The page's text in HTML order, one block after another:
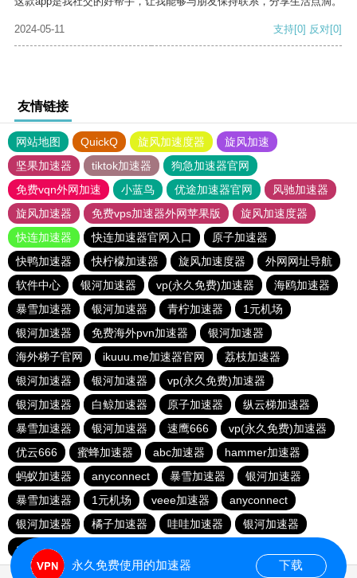
2024-05-11 支持[0] 反对[0]
友情链接
网站地图 QuickQ 旋风加速度器
旋风加速
坚果加速器
tiktok加速器
狗急加速器官网
免费vqn外网加速
小蓝鸟 优途加速器官网
风驰加速器
旋风加速器
免费vps加速器外网苹果版
旋风加速度器
快连加速器
快连加速器官网入口
原子加速器
快鸭加速器
快柠檬加速器 旋风加速度器
外网网址导航
软件中心
银河加速器 vp(永久免费)加速器
海鸥加速器
暴雪加速器
银河加速器 青柠加速器
1元机场
银河加速器
免费海外pvn加速器
银河加速器
海外梯子官网
ikuuu.me加速器官网
荔枝加速器
银河加速器
银河加速器
vp(永久免费)加速器
银河加速器
白鲸加速器 原子加速器
纵云梯加速器
暴雪加速器
银河加速器 速鹰666
vp(永久免费)加速器
优云666
蜜蜂加速器 abc加速器
hammer加速器
蚂蚁加速器
anyconnect 暴雪加速器
银河加速器
暴雪加速器
1元机场 veee加速器
anyconnect
银河加速器
橘子加速器 哇哇加速器
银河加速器
anyconnect
永久免费使用的加速器 下载